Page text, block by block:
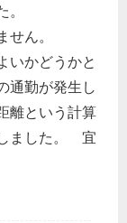
ん。
いかどうかと
通勤が発生し
という計算
ました。 宜